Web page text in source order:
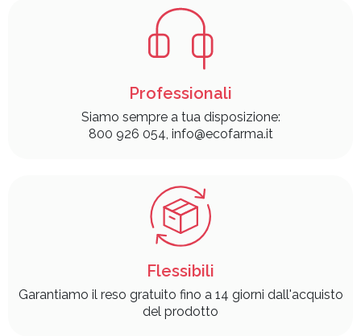
Professionali
Siamo sempre a tua disposizione:
800 926 054, info@ecofarma.it
Flessibili
Garantiamo il reso gratuito fino a 14 giorni dall'acquisto
del prodotto